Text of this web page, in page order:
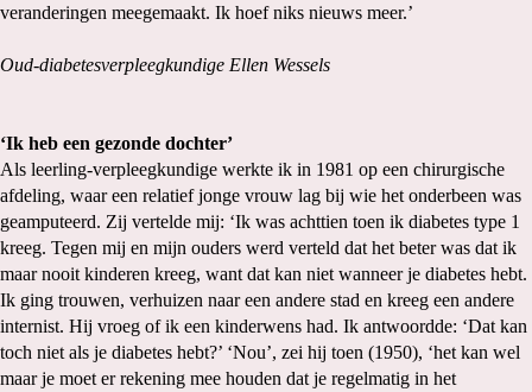
veranderingen meegemaakt. Ik hoef niks nieuws meer.’
Oud-diabetesverpleegkundige Ellen Wessels
‘Ik heb een gezonde dochter’
Als leerling-verpleegkundige werkte ik in 1981 op een chirurgische
afdeling, waar een relatief jonge vrouw lag bij wie het onderbeen was
geamputeerd. Zij vertelde mij: ‘Ik was achttien toen ik diabetes type 1
kreeg. Tegen mij en mijn ouders werd verteld dat het beter was dat ik
maar nooit kinderen kreeg, want dat kan niet wanneer je diabetes hebt.
Ik ging trouwen, verhuizen naar een andere stad en kreeg een andere
internist. Hij vroeg of ik een kinderwens had. Ik antwoordde: ‘Dat kan
toch niet als je diabetes hebt?’ ‘Nou’, zei hij toen (1950), ‘het kan wel
maar je moet er rekening mee houden dat je regelmatig in het